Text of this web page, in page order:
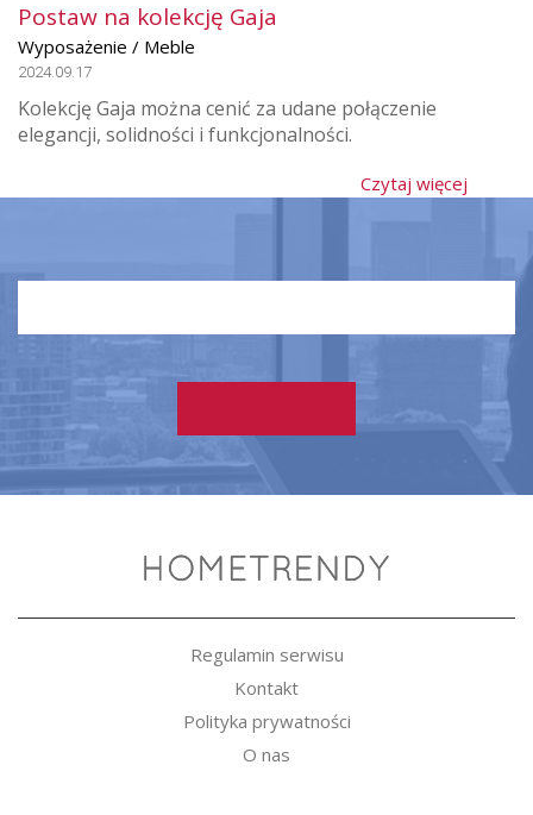
Postaw na kolekcję Gaja
Wyposażenie / Meble
2024.09.17
Kolekcję Gaja można cenić za udane połączenie
elegancji, solidności i funkcjonalności.
Czytaj więcej
Regulamin serwisu
Kontakt
Polityka prywatności
O nas